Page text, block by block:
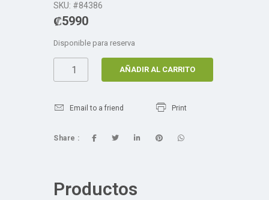
SKU: #84386
₡5990
Disponible para reserva
AÑADIR AL CARRITO
Email to a friend Print
Share :
Productos